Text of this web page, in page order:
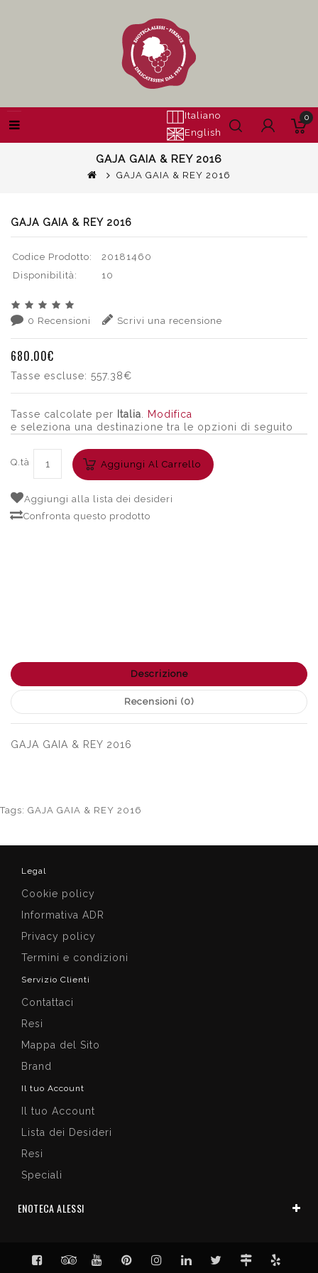
Italiano
English
0
GAJA GAIA & REY 2016
GAJA GAIA & REY 2016
GAJA GAIA & REY 2016
Codice Prodotto:
20181460
Disponibilità:
10
0 Recensioni Scrivi una recensione
680.00€
Tasse escluse: 557.38€
Tasse calcolate per Italia
Modifica
e seleziona una destinazione tra le opzioni di seguito
Q.tà Aggiungi Al Carrello
Aggiungi alla lista dei desideri
Confronta questo prodotto
Descrizione
Recensioni (0)
GAJA GAIA & REY 2016
Tags: GAJA GAIA & REY 2016
Legal
Cookie policy
Informativa ADR
Privacy policy
Termini e condizioni
Servizio Clienti
Contattaci
Resi
Mappa del Sito
Brand
Il tuo Account
Il tuo Account
Lista dei Desideri
Resi
Speciali
ENOTECA ALESSI